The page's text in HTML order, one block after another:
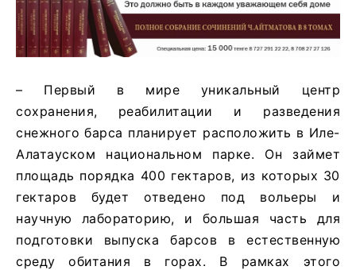
– Первый в мире уникальный центр
сохранения, реабилитации и разведения
снежного барса планирует расположить в Иле-
Алатауском национальном парке. Он займет
площадь порядка 400 гектаров, из которых 30
гектаров будет отведено под вольеры и
научную лабораторию, и большая часть для
подготовки выпуска барсов в естественную
среду обитания в горах. В рамках этого